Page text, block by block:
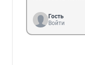
Гость
Войти